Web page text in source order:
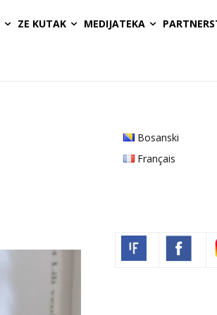
ZE KUTAK MEDIJATEKA
Bosanski
Français